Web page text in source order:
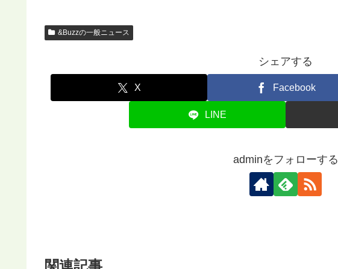
&Buzzの一般ニュース
シェアする
X Facebook
LINE
adminをフォローする
関連記事